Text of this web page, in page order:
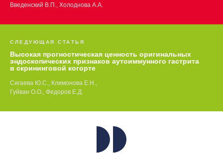
Введенский В.П., Холоднова А.А.
СЛЕДУЮЩАЯ СТАТЬЯ
Высокая прогностическая ценность оригинальных
эндоскопических признаков аутоиммунного гастрита
в скрининговой когорте
Сигаева Ю.С., Климонова Е.Н.,
Гуйван О.О., Федоров Е.Д.